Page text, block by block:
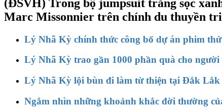
(ĐSVH) Trong bộ jumpsuit trắng sọc
Marc Missonnier trên chính du thuyền
Lý Nhã Kỳ chính thức công bố dự án phim
Lý Nhã Kỳ trao gần 1000 phần quà cho
Lý Nhã Kỳ lội bùn đi làm từ thiện tại Đắk Lắk
Ngắm nhìn những khoảnh khắc đời thường